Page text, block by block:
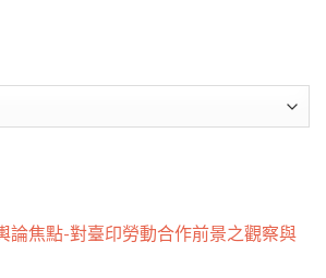
論焦點-對臺印勞動合作前景之觀察與